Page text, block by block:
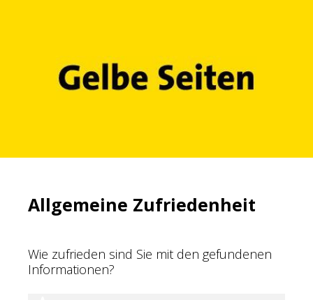
Allgemeine Zufriedenheit
Wie zufrieden sind Sie mit den gefundenen
Informationen?